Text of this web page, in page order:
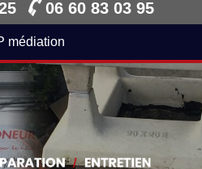
06 60 83 03 95
médiation